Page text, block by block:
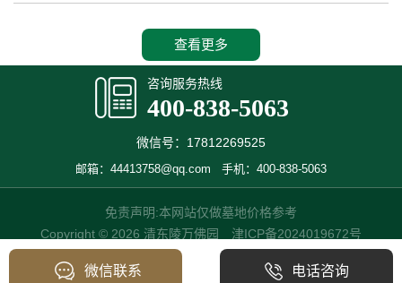
查看更多
咨询服务热线
400-838-5063
微信号：17812269525
邮箱：44413758@qq.com 手机：400-838-5063
免责声明:本网站仅做墓地价格参考
Copyright © 2026 清东陵万佛园 津ICP备2024019672号
微信联系 电话咨询